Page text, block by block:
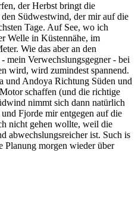
der Herbst bringt die
Südwestwind, der mir auf die
Tage. Auf See, wo ich
Welle in Küstennähe, im
Wie das aber an den
mein Verwechslungsgegner - bei
wird, wird zumindest spannend.
und Andoya Richtung Süden und
schaffen (und die richtige
nimmt sich dann natürlich
Fjorde mir entgegen auf die
nicht gehen wollte, weil die
abwechslungsreicher ist. Such is
Planung morgen wieder über